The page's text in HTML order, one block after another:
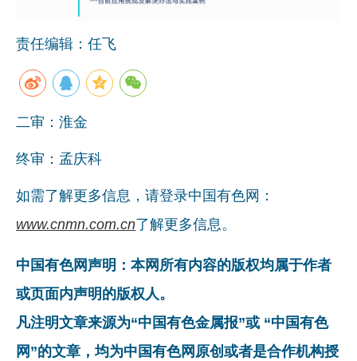
责任编辑：任飞
二审：淮金
终审：孟庆科
如需了解更多信息，请登录中国有色网：
www.cnmn.com.cn了解更多信息。
中国有色网声明：本网所有内容的版权均属于作者
或页面内声明的版权人。
凡注明文章来源为“中国有色金属报”或 “中国有色
网”的文章，均为中国有色网原创或者是合作机构授